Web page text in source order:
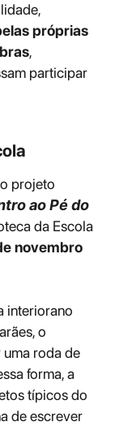
próprias
,
participar
projeto
ao Pé do
da Escola
novembro
interiorano
o
roda de
forma, a
típicos do
de escrever